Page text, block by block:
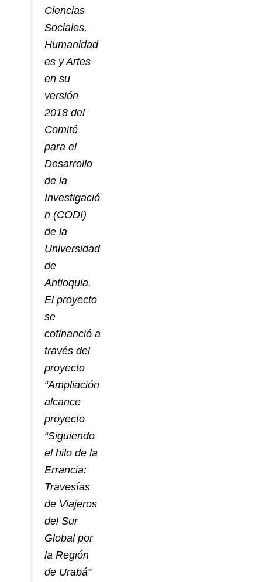
Ciencias
Sociales,
Humanidad
es y Artes
en su
versión
2018 del
Comité
para el
Desarrollo
de la
Investigació
n (CODI)
de la
Universidad
de
Antioquia.
El proyecto
se
cofinanció a
través del
proyecto
“Ampliación
alcance
proyecto
“Siguiendo
el hilo de la
Errancia:
Travesías
de Viajeros
del Sur
Global por
la Región
de Urabá”